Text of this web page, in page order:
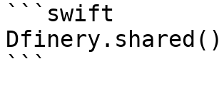
```swift
```